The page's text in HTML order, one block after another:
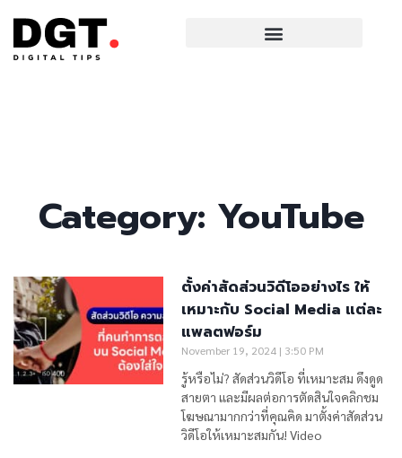
Category: YouTube
ตั้งค่าสัดส่วนวิดีโออย่างไร ให้
เหมาะกับ Social Media แต่ละ
แพลตฟอร์ม
November 19, 2024 3:50 PM
รู้หรือไม่? สัดส่วนวิดีโอ ที่เหมาะสม ดึงดูด
สายตา และมีผลต่อการตัดสินใจคลิกชม
โฆษณามากกว่าที่คุณคิด มาตั้งค่าสัดส่วน
วิดีโอให้เหมาะสมกัน! Video